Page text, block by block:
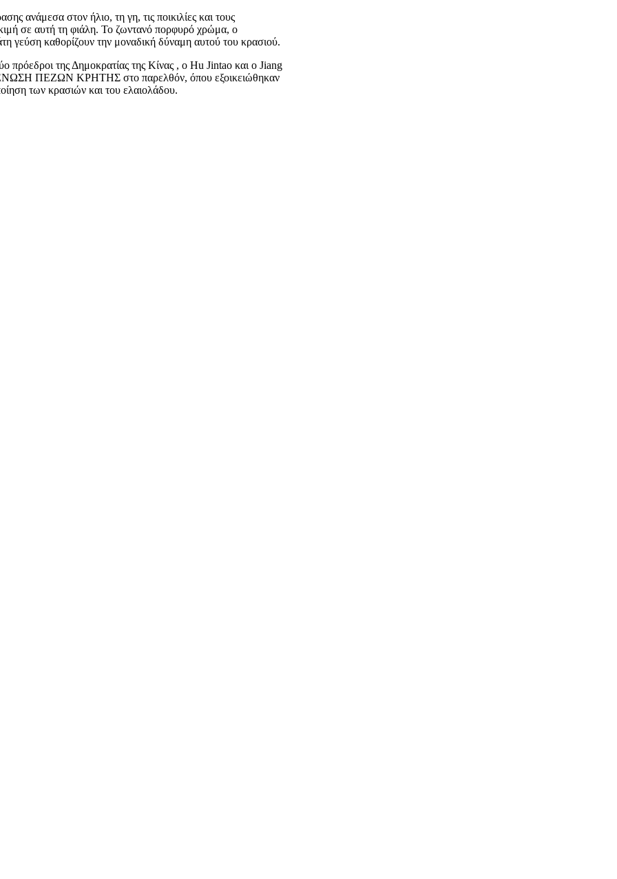
ανάμεσα στον ήλιο, τη γη, τις ποικιλίες και τους
σε αυτή τη φιάλη. Το ζωντανό πορφυρό χρώμα, ο
γεύση καθορίζουν την μοναδική δύναμη αυτού του κρασιού.
πρόεδροι της Δημοκρατίας της Κίνας , ο Hu Jintao και ο Jiang
ΕΝΩΣΗ ΠΕΖΩΝ ΚΡΗΤΗΣ στο παρελθόν, όπου εξοικειώθηκαν
των κρασιών και του ελαιολάδου.